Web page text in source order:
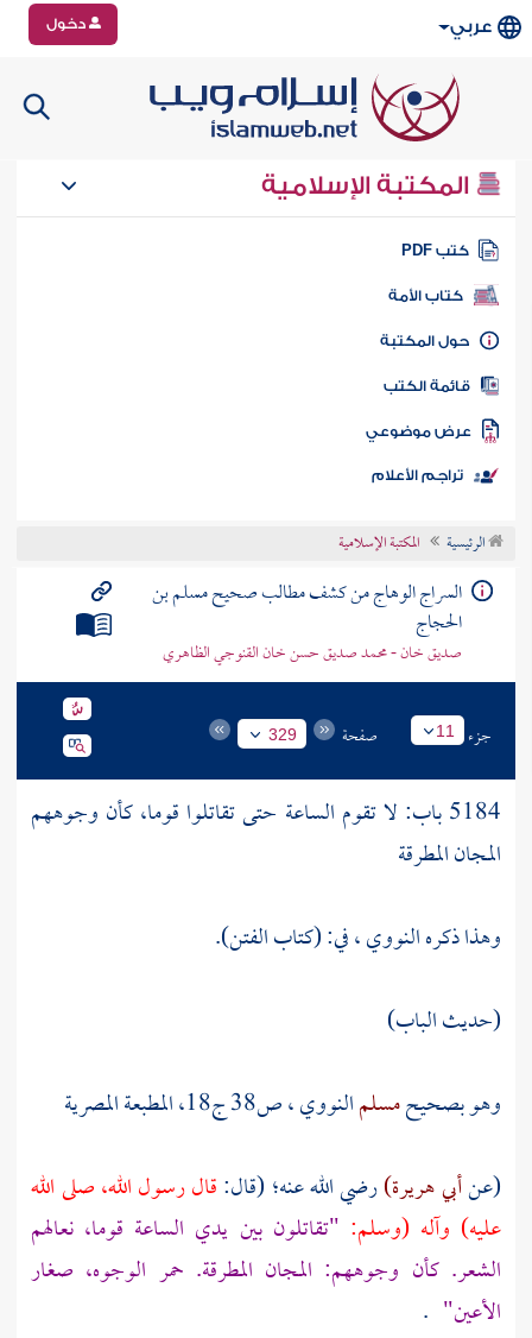
عربي دخول
المكتبة الإسلامية
كتب PDF
كتاب الأمة
المكتبة
الكتب
موضوعي
تراجم الأعلام
الرئيسية المكتبة الإسلامية
السراج الوهاج من كشف مطالب صحيح مسلم بن
الحجاج
صديق خان - محمد صديق حسن خان القنوجي الظاهري
جزء 11 صفحة 329
5184 باب: لا تقوم الساعة حتى تقاتلوا قوما، كأن وجوههم
المجان المطرقة
وهذا ذكرهالنووي، في: (كتاب الفتن).
(حديث الباب)
وهو بصحيحمسلمالنووي، ص38 ج18، المطبعة المصرية
(عنأبي هريرة)رضي الله عنه؛ (قال:قال رسول الله، صلى الله
عليه) وآله (وسلم: "تقاتلون بين يدي الساعة قوما، نعالهم
الشعر. كأن وجوههم: المجان المطرقة. حمر الوجوه، صغار
الأعين" .